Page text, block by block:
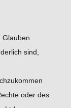
Glauben
sind,
oder des